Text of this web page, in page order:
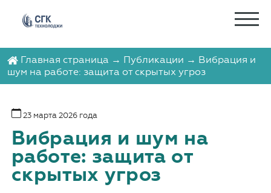
Главная страница → Публикации → Вибрация и
шум на работе: защита от скрытых угроз
23 марта 2026 года
Вибрация и шум на
работе: защита от
скрытых угроз